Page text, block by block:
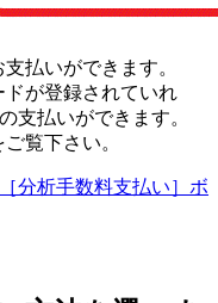
払いができます。
ドが登録されていれ
支払いができます。
ご覧下さい。
［分析手数料支払い］ボ